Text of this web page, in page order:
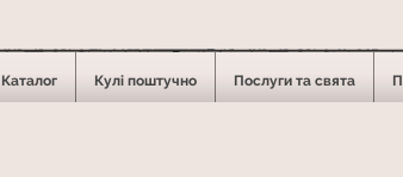
Каталог Кулі поштучно Послуги та свята